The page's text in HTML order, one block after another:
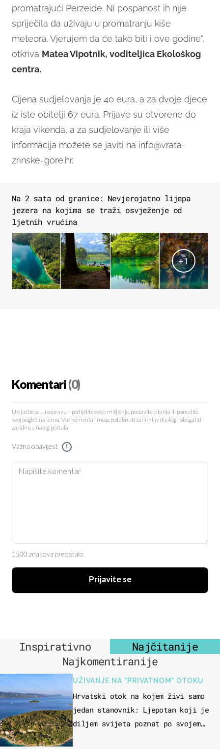
promatrajući Perzeide. Ni pospanost ih nije
spriječila da uživaju u promatranju kiše
meteora. Vjerujem da će tako biti i ove godine",
otkriva Matea Vipotnik, voditeljica Ekološkog
centra.
Cijena sudjelovanja je 40 eura, a za dvoje djece
iz iste obitelji 67 eura. Prijave su otvorene do
kraja vikenda, a za sudjelovanje ili više
informacija možete se javiti na info@vrata-
zrinske-gore.hr.
Na 2 sata od granice: Nevjerojatno lijepa
jezera na kojima se traži osvježenje od
ljetnih vrućina
+1
Komentari(0)
Uključite se u raspravu – podijelite svoje mišljenje, postavite pitanja ili ponudite
svoj pogled na temu. Vaš komentar može potaknuti zanimljiv dijalog i obogatiti
zajednicu našeg portala.
Važna obavijest !
1500 znakova preostalo
Prijavite se
Inspirativno
Najčitanije
Najkomentiranije
UŽIVANJE NA "PRIVATNOM" OTOKU
Hrvatski otok na kojem živi samo
jedan stanovnik: Ljepotan koji je
diljem svijeta poznat po svojem